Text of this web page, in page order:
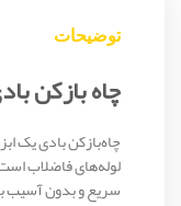
توضیحات
چاه بازکن
چاه‌بازکن بادی یک
لوله‌های فاضلاب
سریع و بدون آسیب